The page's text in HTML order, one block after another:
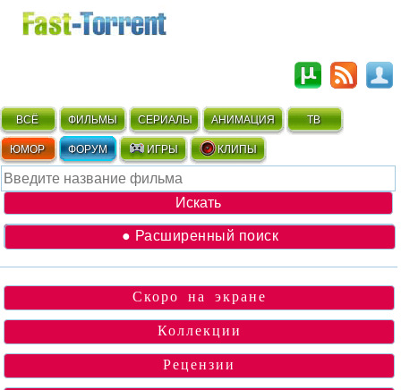
ВСЁ ФИЛЬМЫ СЕРИАЛЫ АНИМАЦИЯ ТВ
ЮМОР ФОРУМ ИГРЫ КЛИПЫ
● Расширенный поиск
Скоро на экране
Коллекции
Рецензии